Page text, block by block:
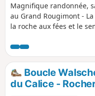
Magnifique randonnée,
au Grand Rougimont -
la roche aux fées et le
Cette randonnée sera
une propriété privée .
cette fiche
Boucle
du Calice -